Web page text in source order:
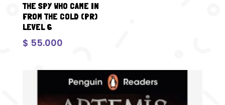
THE SPY WHO CAME IN
FROM THE COLD (PR)
LEVEL 6
$ 55.000